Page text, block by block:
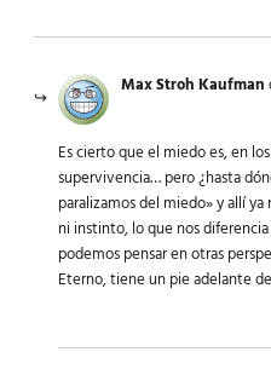
Max Stroh Kaufman
Es cierto que el miedo es, en
supervivencia… pero ¿hasta
paralizamos del miedo» y allí
ni instinto, lo que nos
podemos pensar en otras
Eterno, tiene un pie adelante